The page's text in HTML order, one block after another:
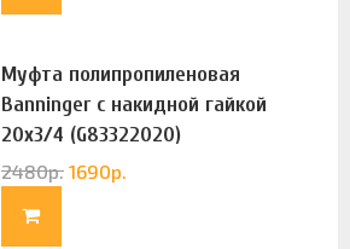
Муфта полипропиленовая
Banninger с накидной гайкой
20х3/4 (G83322020)
2480р. 1690р.